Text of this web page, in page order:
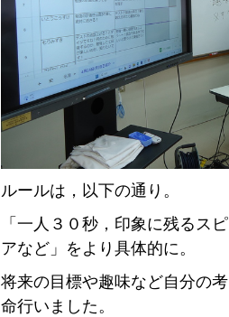
ルールは，以下の通り。
「一人３０秒，印象に残るス
アなど」をより具体的に。
将来の目標や趣味など自分の
命行いました。